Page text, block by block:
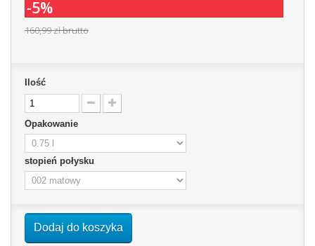
-5%
160,99 złbrutto
Ilość
Opakowanie
stopień połysku
Dodaj do koszyka